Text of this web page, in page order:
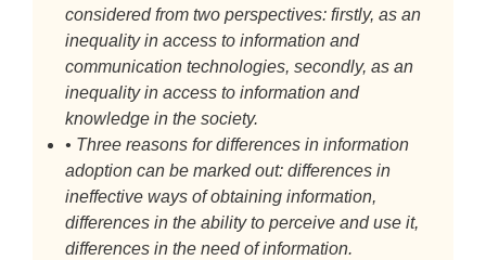
considered from two perspectives: firstly, as an
inequality in access to information and
communication technologies, secondly, as an
inequality in access to information and
knowledge in the society.
• Three reasons for differences in information
adoption can be marked out: differences in
ineffective ways of obtaining information,
differences in the ability to perceive and use it,
differences in the need of information.